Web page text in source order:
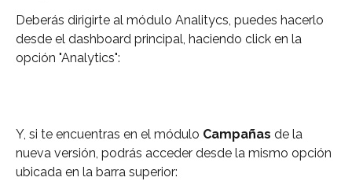
Deberás dirigirte al módulo Analitycs, puedes hacerlo
desde el dashboard principal, haciendo click en la
opción "Analytics":
Y, si te encuentras en el módulo Campañas de la
nueva versión, podrás acceder desde la mismo opción
ubicada en la barra superior: